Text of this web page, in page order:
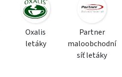
Oxalis
letáky
Partner
maloobchodní
síť letáky